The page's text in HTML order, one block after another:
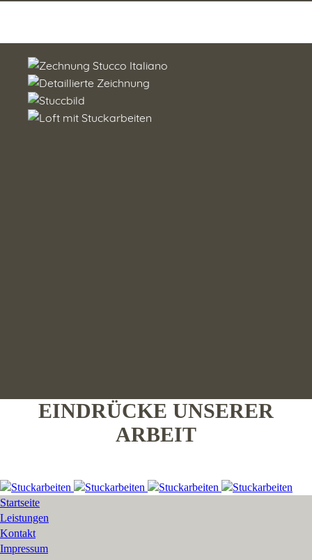
EINDRÜCKE UNSERER
ARBEIT
Startseite
Leistungen
Kontakt
Impressum